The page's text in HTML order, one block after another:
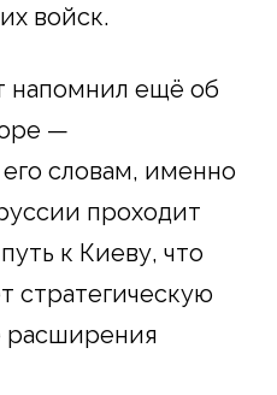
войск.
напомнил ещё об
—
словам, именно
проходит
к Киеву, что
стратегическую
расширения